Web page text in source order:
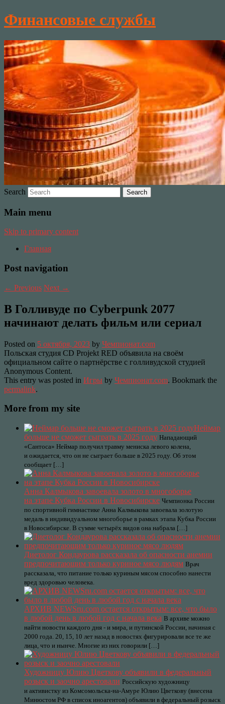
Финансовые службы
Search
Main menu
Skip to primary content
Главная
Post navigation
← Previous Next →
В Голливуде по Cyberpunk 2077
начинают делать фильм или сериал
Posted on 5 октября, 2023 by Чемпионат.com
Польская студия CD Projekt RED объявила на своём
официальном сайте о партнёрстве с голливудской студией
Anonymous Content.
This entry was posted in Игры by Чемпионат.com. Bookmark the
permalink.
More from my site
Неймар
больше не сможет сыграть в 2025 году Нападающий
«Сантоса» Неймар получил травму мениска левого колена,
и ожидается, что он не сыграет больше в 2025 году. Об этом
сообщает […]
Анна Калмыкова завоевала золото в многоборье
на этапе Кубка России в Новосибирске Чемпионка России
по спортивной гимнастике Анна Калмыкова завоевала золотую
медаль в индивидуальном многоборье в рамках этапа Кубка России
в Новосибирске. В сумме четырёх видов она набрала […]
Диетолог Кондаурова рассказала об опасности анемии
предпочитающим только куриное мясо людям Врач
рассказала, что питание только куриным мясом способно нанести
вред здоровью человека.
АРХИВ NEWSru.com остается открытым: все, что было
в любой день в любой год с начала века В архиве можно
найти новости каждого дня - и мира, и путинской России, начиная с
2000 года. 20, 15, 10 лет назад в новостях фигурировали все те же
лица, что и нынче. Многие из них говорили […]
Художницу Юлию Цветкову объявили в федеральный
розыск и заочно арестовали Российскую художницу
и активистку из Комсомольска-на-Амуре Юлию Цветкову (внесена
Минюстом РФ в список иноагентов) объявили в федеральный розыск